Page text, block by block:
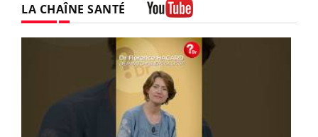
LA CHAÎNE SANTÉ